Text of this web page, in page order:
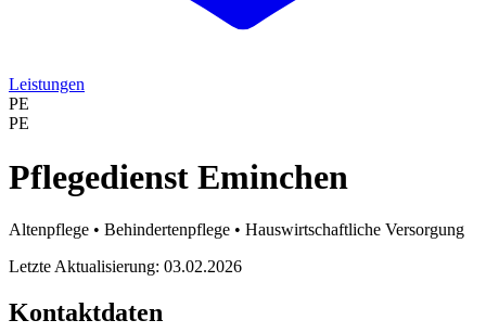
Leistungen
PE
PE
Pflegedienst Eminchen
Altenpflege • Behindertenpflege • Hauswirtschaftliche Versorgung
Letzte Aktualisierung: 03.02.2026
Kontaktdaten